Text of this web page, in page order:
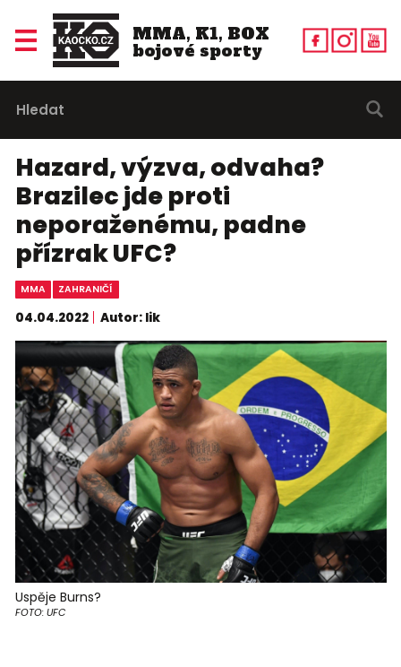
MMA, K1, BOX
bojové sporty
Hazard, výzva, odvaha?
Brazilec jde proti
neporaženému, padne
přízrak UFC?
MMA ZAHRANIČÍ
04.04.2022 Autor: lik
Uspěje Burns?
FOTO: UFC